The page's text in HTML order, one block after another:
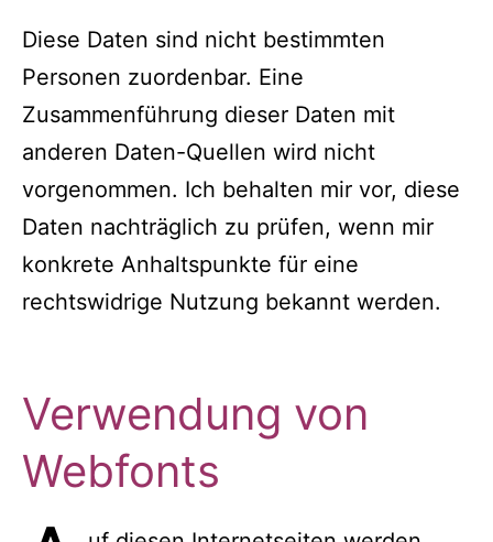
Diese Daten sind nicht bestimmten
Personen zuordenbar. Eine
Zusammenführung dieser Daten mit
anderen Daten-Quellen wird nicht
vorgenommen. Ich behalten mir vor, diese
Daten nachträglich zu prüfen, wenn mir
konkrete Anhaltspunkte für eine
rechtswidrige Nutzung bekannt werden.
Verwendung von
Webfonts